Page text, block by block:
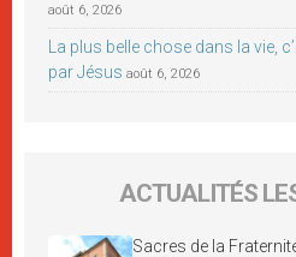
août 6, 2026
La plus belle chose dans la vie,
par Jésus août 6, 2026
ACTUALITÉS
Sacres de la